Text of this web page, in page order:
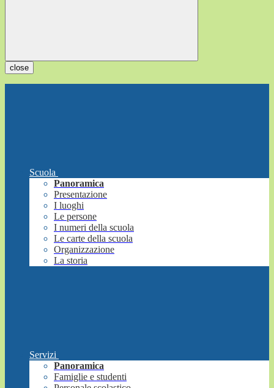
close
Scuola
Panoramica
Presentazione
I luoghi
Le persone
I numeri della scuola
Le carte della scuola
Organizzazione
La storia
Servizi
Panoramica
Famiglie e studenti